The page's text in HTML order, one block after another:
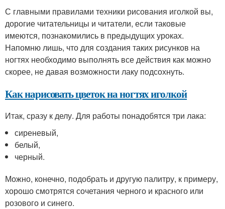
С главными правилами техники рисования иголкой вы,
дорогие читательницы и читатели, если таковые
имеются, познакомились в предыдущих уроках.
Напомню лишь, что для создания таких рисунков на
ногтях необходимо выполнять все действия как можно
скорее, не давая возможности лаку подсохнуть.
Как нарисовать цветок на ногтях иголкой
Итак, сразу к делу. Для работы понадобятся три лака:
сиреневый,
белый,
черный.
Можно, конечно, подобрать и другую палитру, к примеру,
хорошо смотрятся сочетания черного и красного или
розового и синего.